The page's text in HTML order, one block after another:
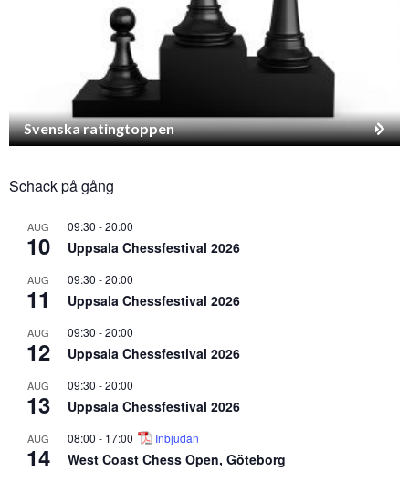
Svenska ratingtoppen
Schack på gång
AUG
10
09:30 -20:00
Uppsala Chessfestival 2026
AUG
11
09:30 -20:00
Uppsala Chessfestival 2026
AUG
12
09:30 -20:00
Uppsala Chessfestival 2026
AUG
13
09:30 -20:00
Uppsala Chessfestival 2026
AUG
14
08:00 - 17:00 Inbjudan
West Coast Chess Open, Göteborg